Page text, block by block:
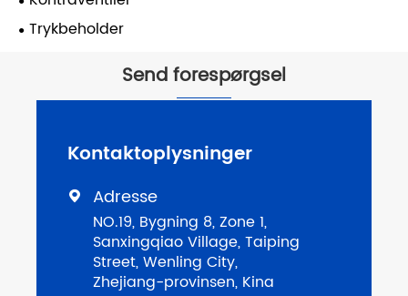
Trykbeholder
Send forespørgsel
Kontaktoplysninger
 Adresse
NO.19, Bygning 8, Zone 1,
Sanxingqiao Village, Taiping
Street, Wenling City,
Zhejiang-provinsen, Kina